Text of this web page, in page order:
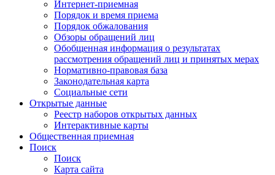
Интернет-приемная
Порядок и время приема
Порядок обжалования
Обзоры обращений лиц
Обобщенная информация о результатах
рассмотрения обращений лиц и принятых мерах
Нормативно-правовая база
Законодательная карта
Социальные сети
Открытые данные
Реестр наборов открытых данных
Интерактивные карты
Общественная приемная
Поиск
Поиск
Карта сайта